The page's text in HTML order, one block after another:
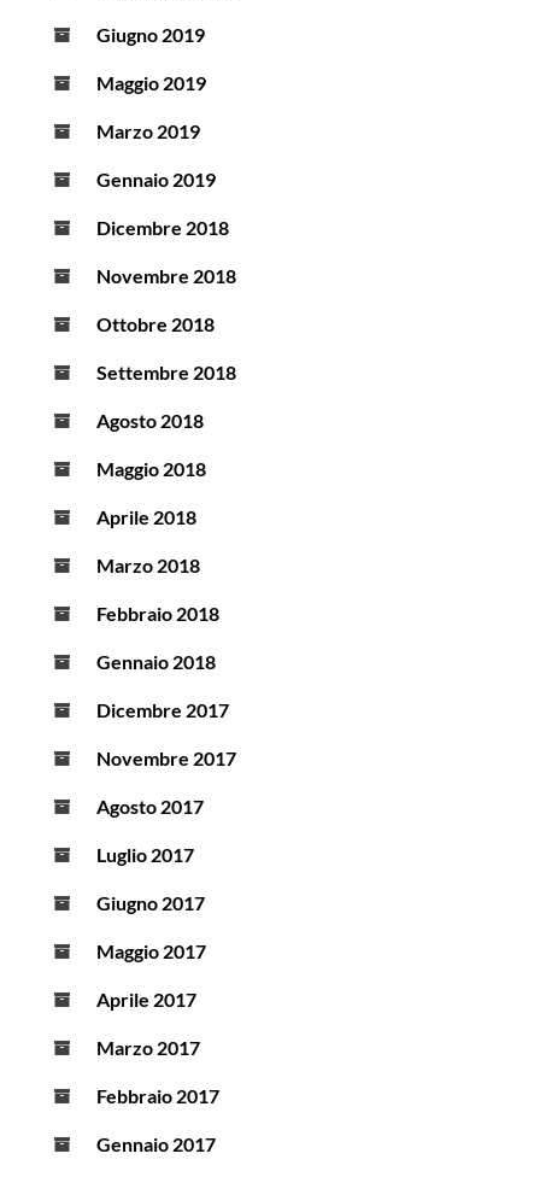
Giugno 2019
Maggio 2019
Marzo 2019
Gennaio 2019
Dicembre 2018
Novembre 2018
Ottobre 2018
Settembre 2018
Agosto 2018
Maggio 2018
Aprile 2018
Marzo 2018
Febbraio 2018
Gennaio 2018
Dicembre 2017
Novembre 2017
Agosto 2017
Luglio 2017
Giugno 2017
Maggio 2017
Aprile 2017
Marzo 2017
Febbraio 2017
Gennaio 2017